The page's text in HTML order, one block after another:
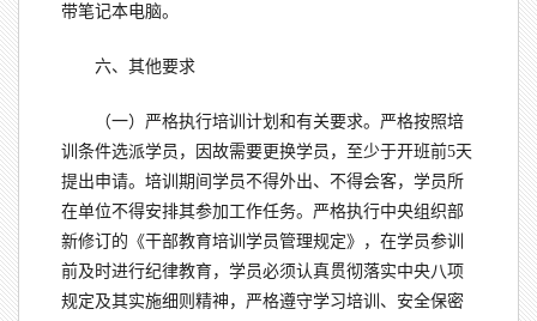
带笔记本电脑。
六、其他要求
（一）严格执行培训计划和有关要求。严格按照培
训条件选派学员，因故需要更换学员，至少于开班前5天
提出申请。培训期间学员不得外出、不得会客，学员所
在单位不得安排其参加工作任务。严格执行中央组织部
新修订的《干部教育培训学员管理规定》，在学员参训
前及时进行纪律教育，学员必须认真贯彻落实中央八项
规定及其实施细则精神，严格遵守学习培训、安全保密